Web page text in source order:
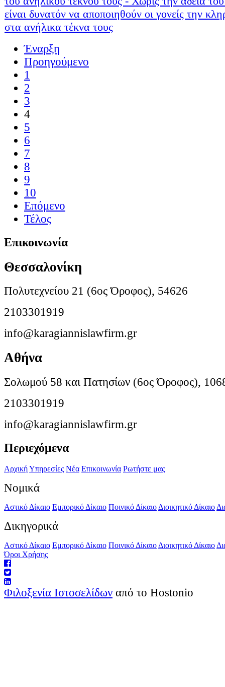
είναι δυνατόν να αποποιηθούν οι γονείς την
στα ανήλικα τέκνα τους
Έναρξη
Προηγούμενο
1
2
3
4
5
6
7
8
9
10
Επόμενο
Τέλος
Επικοινωνία
Θεσσαλονίκη
Πολυτεχνείου 21 (6ος Όροφος), 54626
2103301919
info@karagiannislawfirm.gr
Αθήνα
Σολωμού 58 και Πατησίων (6ος Όροφος),
2103301919
info@karagiannislawfirm.gr
Περιεχόμενα
ΑρχικήΥπηρεσίες Νέα Επικοινωνία Ρωτήστε μας
Νομικά
Αστικό Δίκαιο Εμπορικό Δίκαιο Ποινικό Δίκαιο Διοικητικό Δίκαιο
Δικηγορικά
Αστικό Δίκαιο Εμπορικό Δίκαιο Ποινικό Δίκαιο Διοικητικό Δίκαιο
Όροι Χρήσης
Φιλοξενία Ιστοσελίδων από το Hostonio